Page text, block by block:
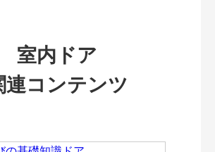
室内ドア
連コンテンツ